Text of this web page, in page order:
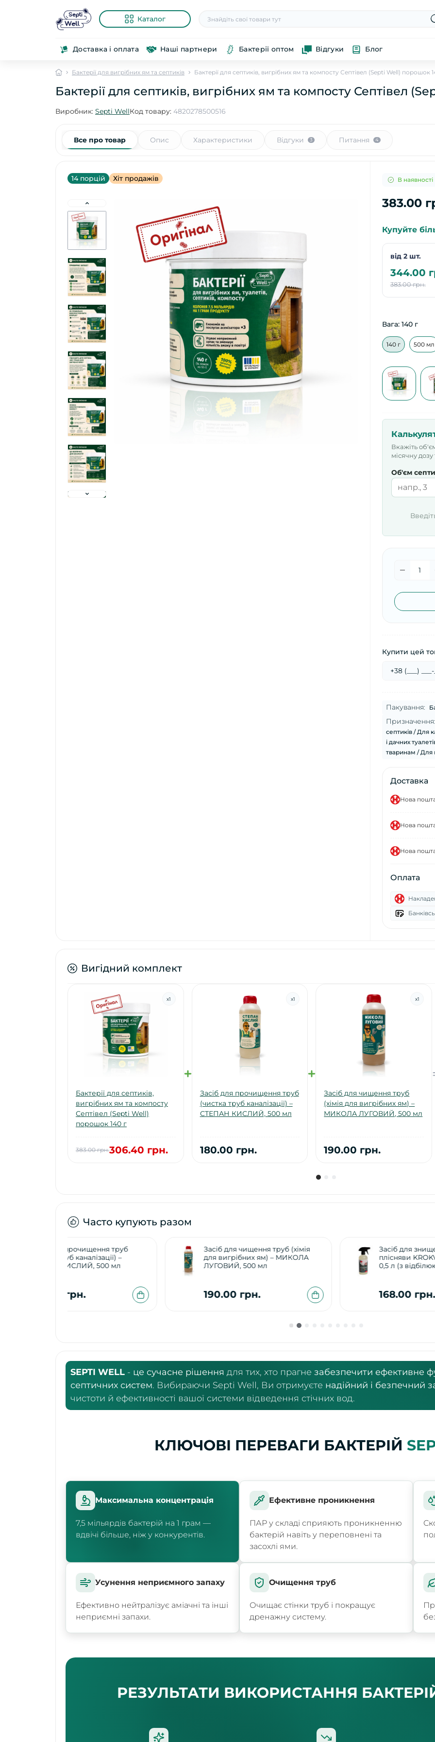
Каталог
Доставка і оплата Наші партнери Бактерії оптом Відгуки Блог
Бактерії для вигрібних ям та септиків Бактерії для септиків, вигрібних ям та компосту Септівел (Septi Well) порошок
Бактерії для септиків, вигрібних ям та компосту Септівел
Виробник: Septi WellКод товару: 4820278500516
Все про товар Опис Характеристики Відгуки 3 Питання 4
14 порцій Хіт продажів В наявності
383.00
Купуйте
від 2 шт.
344.00
383.00 грн.
Вага: 140 г
140 г 500 мл
Вкажіть
місячну
Об'єм
Купити цей
Пакування:
Призначення:
септиків / Для
і дачних
тваринам / Для
Доставка
Нова пошта
Нова
Нова
Оплата
Вигідний комплект
x1
Бактерії для септиків,
вигрібних ям та компосту
Септівел (Septi Well)
порошок 140 г
383.00 грн.306.40 грн.
x1
Засіб для прочищення труб
(чистка труб каналізації) –
СТЕПАН КИСЛИЙ, 500 мл
180.00 грн.
x1
Засіб для чищення труб
(хімія для вигрібних ям) –
МИКОЛА ЛУГОВИЙ, 500 мл
190.00 грн.
Часто купують разом
Засіб для чищення труб (хімія
для вигрібних ям) – МИКОЛА
ЛУГОВИЙ, 500 мл
190.00 грн.
Засіб для знищення грибка та
плісняви KROKVA Антипліснява
0,5 л (з відбілюючим ефектом )
168.00 грн.
SEPTI WELL - це сучасне рішення для тих, хто прагне забезпечити ефективне
септичних систем. Вибираючи Septi Well, Ви отримуєте надійний і безпечний
чистоти й ефективності вашої системи відведення стічних вод.
КЛЮЧОВІ ПЕРЕВАГИ БАКТЕРІЙ
Максимальна концентрація
7,5 мільярдів бактерій на 1 грам —
вдвічі більше, ніж у конкурентів.
Ефективне проникнення
ПАР у складі сприяють проникненню
бактерій навіть у переповнені та
засохлі ями.
Усунення неприємного запаху
Ефективно нейтралізує аміачні та інші
неприємні запахи.
Очищення труб
Очищає стінки труб і покращує
дренажну систему.
РЕЗУЛЬТАТИ ВИКОРИСТАННЯ